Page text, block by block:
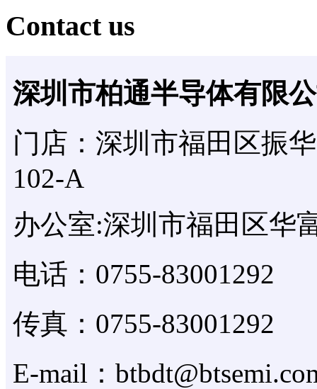
Contact us
深圳市柏通半导体有限
门店：深圳市福田区振
102-A
办公室:深圳市福田区华
电话：0755-83001292
传真：0755-83001292
E-mail：